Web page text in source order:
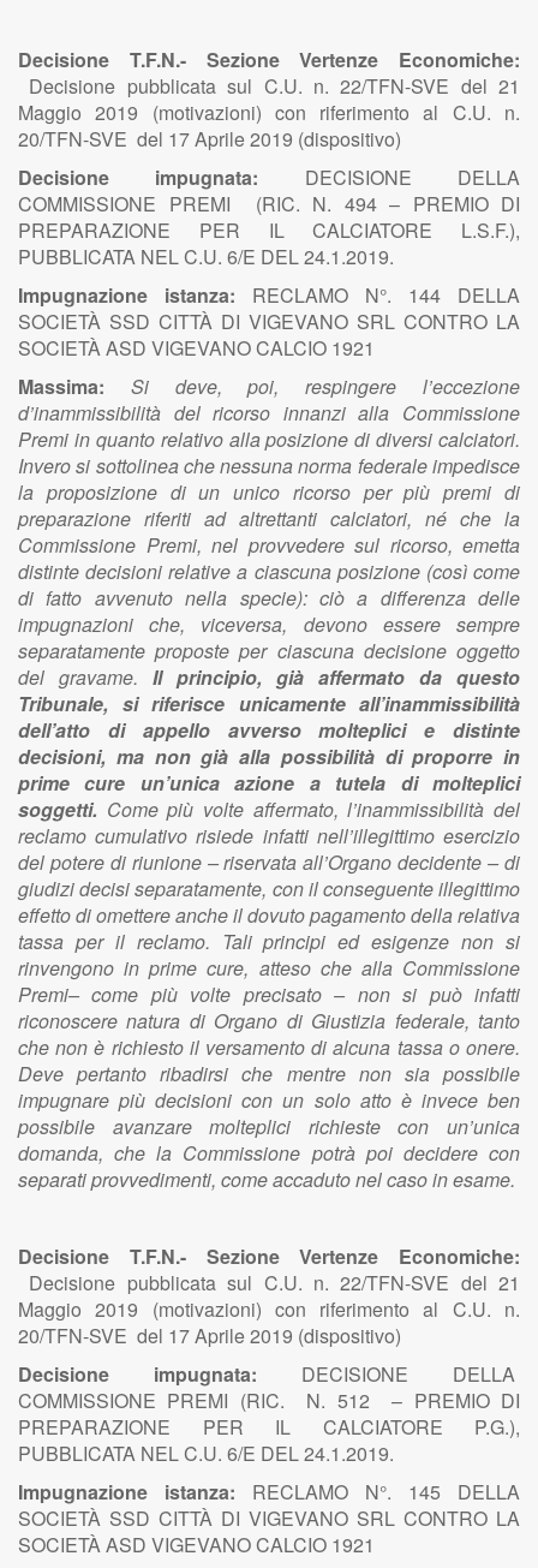
Decisione T.F.N.- Sezione Vertenze Economiche:
Decisione pubblicata sul C.U. n. 22/TFN-SVE del 21
Maggio 2019 (motivazioni) con riferimento al C.U. n.
20/TFN-SVE del 17 Aprile 2019 (dispositivo)
Decisione impugnata: DECISIONE DELLA
COMMISSIONE PREMI (RIC. N. 494 – PREMIO DI
PREPARAZIONE PER IL CALCIATORE L.S.F.),
PUBBLICATA NEL C.U. 6/E DEL 24.1.2019.
Impugnazione istanza: RECLAMO N°. 144 DELLA
SOCIETÀ SSD CITTÀ DI VIGEVANO SRL CONTRO LA
SOCIETÀ ASD VIGEVANO CALCIO 1921
Massima: Si deve, poi, respingere l’eccezione
d’inammissibilità del ricorso innanzi alla Commissione
Premi in quanto relativo alla posizione di diversi calciatori.
Invero si sottolinea che nessuna norma federale impedisce
la proposizione di un unico ricorso per più premi di
preparazione riferiti ad altrettanti calciatori, né che la
Commissione Premi, nel provvedere sul ricorso, emetta
distinte decisioni relative a ciascuna posizione (così come
di fatto avvenuto nella specie): ciò a differenza delle
impugnazioni che, viceversa, devono essere sempre
separatamente proposte per ciascuna decisione oggetto
del gravame. Il principio, già affermato da questo
Tribunale, si riferisce unicamente all’inammissibilità
dell’atto di appello avverso molteplici e distinte
decisioni, ma non già alla possibilità di proporre in
prime cure un’unica azione a tutela di molteplici
soggetti. Come più volte affermato, l’inammissibilità del
reclamo cumulativo risiede infatti nell’illegittimo esercizio
del potere di riunione – riservata all’Organo decidente – di
giudizi decisi separatamente, con il conseguente illegittimo
effetto di omettere anche il dovuto pagamento della relativa
tassa per il reclamo. Tali principi ed esigenze non si
rinvengono in prime cure, atteso che alla Commissione
Premi– come più volte precisato – non si può infatti
riconoscere natura di Organo di Giustizia federale, tanto
che non è richiesto il versamento di alcuna tassa o onere.
Deve pertanto ribadirsi che mentre non sia possibile
impugnare più decisioni con un solo atto è invece ben
possibile avanzare molteplici richieste con un’unica
domanda, che la Commissione potrà poi decidere con
separati provvedimenti, come accaduto nel caso in esame.
Decisione T.F.N.- Sezione Vertenze Economiche:
Decisione pubblicata sul C.U. n. 22/TFN-SVE del 21
Maggio 2019 (motivazioni) con riferimento al C.U. n.
20/TFN-SVE del 17 Aprile 2019 (dispositivo)
Decisione impugnata: DECISIONE DELLA
COMMISSIONE PREMI (RIC. N. 512 – PREMIO DI
PREPARAZIONE PER IL CALCIATORE P.G.),
PUBBLICATA NEL C.U. 6/E DEL 24.1.2019.
Impugnazione istanza: RECLAMO N°. 145 DELLA
SOCIETÀ SSD CITTÀ DI VIGEVANO SRL CONTRO LA
SOCIETÀ ASD VIGEVANO CALCIO 1921